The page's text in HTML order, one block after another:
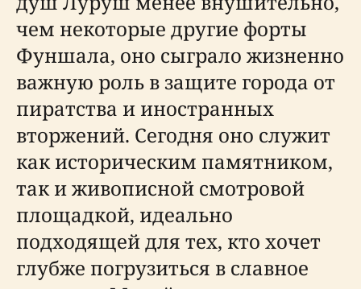
чем некоторые другие форты
Фуншала, оно сыграло жизненно
важную роль в защите города от
пиратства и иностранных
вторжений. Сегодня оно служит
как историческим памятником,
так и живописной смотровой
площадкой, идеально
подходящей для тех, кто хочет
глубже погрузиться в славное